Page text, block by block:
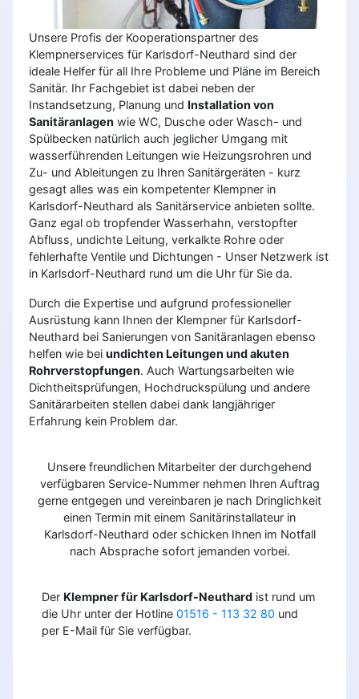
Unsere Profis der Kooperationspartner des
Klempnerservices für Karlsdorf-Neuthard sind der
ideale Helfer für all Ihre Probleme und Pläne im Bereich
Sanitär. Ihr Fachgebiet ist dabei neben der
Instandsetzung, Planung und Installation von
Sanitäranlagen wie WC, Dusche oder Wasch- und
Spülbecken natürlich auch jeglicher Umgang mit
wasserführenden Leitungen wie Heizungsrohren und
Zu- und Ableitungen zu Ihren Sanitärgeräten - kurz
gesagt alles was ein kompetenter Klempner in
Karlsdorf-Neuthard als Sanitärservice anbieten sollte.
Ganz egal ob tropfender Wasserhahn, verstopfter
Abfluss, undichte Leitung, verkalkte Rohre oder
fehlerhafte Ventile und Dichtungen - Unser Netzwerk ist
in Karlsdorf-Neuthard rund um die Uhr für Sie da.
Durch die Expertise und aufgrund professioneller
Ausrüstung kann Ihnen der Klempner für Karlsdorf-
Neuthard bei Sanierungen von Sanitäranlagen ebenso
helfen wie bei undichten Leitungen und akuten
Rohrverstopfungen. Auch Wartungsarbeiten wie
Dichtheitsprüfungen, Hochdruckspülung und andere
Sanitärarbeiten stellen dabei dank langjähriger
Erfahrung kein Problem dar.
Unsere freundlichen Mitarbeiter der durchgehend
verfügbaren Service-Nummer nehmen Ihren Auftrag
gerne entgegen und vereinbaren je nach Dringlichkeit
einen Termin mit einem Sanitärinstallateur in
Karlsdorf-Neuthard oder schicken Ihnen im Notfall
nach Absprache sofort jemanden vorbei.
Der Klempner für Karlsdorf-Neuthard ist rund um
die Uhr unter der Hotline 01516 - 113 32 80 und
per E-Mail für Sie verfügbar.